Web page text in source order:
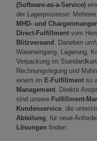
(Software-as-a-Service)
der Lagerprozesse:
MHD- und
Direct-Fulfillment vom
Blitzversand . Daneben
Wareneingang, Lagerung,
Verpackung im
Rechnungslegung und
einem im E-Fulfillment so
Management. Direkte
sind unsere Fulfillment-
Kundenservice, die
Abteilung, für neue
Lösungen finden.